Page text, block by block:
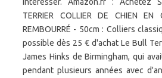
TERRIER COLLIER DE CHIEN EN
REMBOURRÉ - 50cm : Colliers
possible dès 25 € d'achat Le Bull
James Hinks de Birmingham, qui
pendant plusieurs années avec